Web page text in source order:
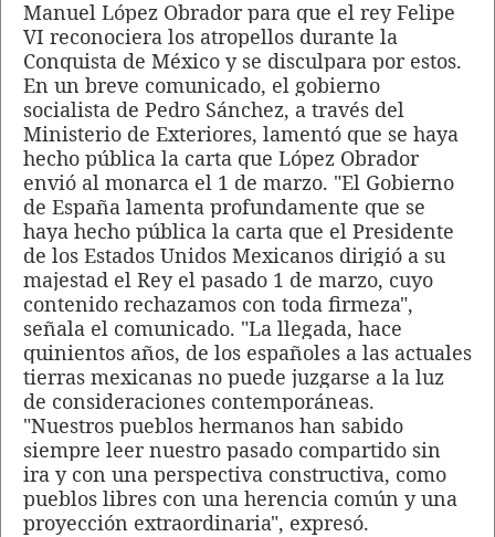
Manuel López Obrador para que el rey Felipe
VI reconociera los atropellos durante la
Conquista de México y se disculpara por estos.
En un breve comunicado, el gobierno
socialista de Pedro Sánchez, a través del
Ministerio de Exteriores, lamentó que se haya
hecho pública la carta que López Obrador
envió al monarca el 1 de marzo. "El Gobierno
de España lamenta profundamente que se
haya hecho pública la carta que el Presidente
de los Estados Unidos Mexicanos dirigió a su
majestad el Rey el pasado 1 de marzo, cuyo
contenido rechazamos con toda firmeza",
señala el comunicado. "La llegada, hace
quinientos años, de los españoles a las actuales
tierras mexicanas no puede juzgarse a la luz
de consideraciones contemporáneas.
"Nuestros pueblos hermanos han sabido
siempre leer nuestro pasado compartido sin
ira y con una perspectiva constructiva, como
pueblos libres con una herencia común y una
proyección extraordinaria", expresó.